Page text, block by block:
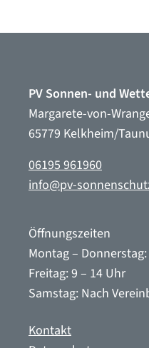
PV Sonnen- und
Margarete-von-
65779 Kelkheim/
06195 961960
info@pv-
Öffnungszeiten
Montag –
Freitag: 9 – 14 Uhr
Samstag: Nach
Kontakt